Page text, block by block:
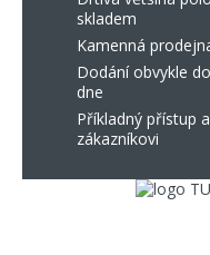
skladem
Kamenná
Dodání obvykle
dne
Příkladný přístup
zákazníkovi